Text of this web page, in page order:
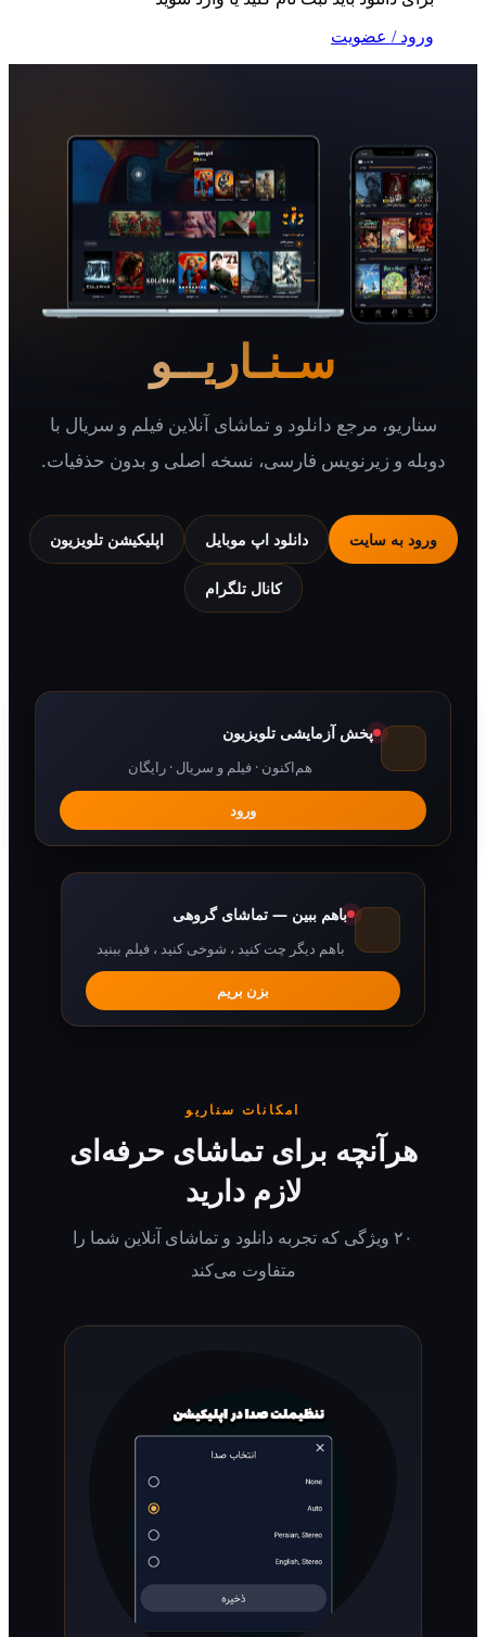
/ عضویت
سـنـاریــو
مرجع دانلود و تماشای آنلاین فیلم و سریال با
و زیرنویس فارسی، نسخه اصلی و بدون حذفیات.
به سایت دانلود اپ موبایل اپلیکیشن تلویزیون
کانال تلگرام
پخش آزمایشی تلویزیون
هم‌اکنون · فیلم و سریال · رایگان
باهم ببین — تماشای گروهی
باهم دیگر چت کنید ، شوخی کنید ، فیلم ببنید
امکانات سناریو
برای تماشای حرفه‌ای
لازم دارید
۲۰ ویژگی که تجربه دانلود و تماشای آنلاین شما را
متفاوت می‌کند